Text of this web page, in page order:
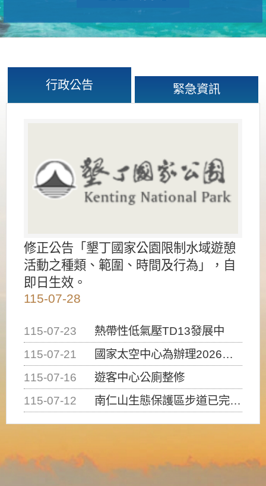
行政公告 緊急資訊
修正公告「墾丁國家公園限制水域遊憩
活動之種類、範圍、時間及行為」，自
即日生效。
115-07-28
115-07-23
熱帶性低氣壓TD13發展中
115-07-21
國家太空中心為辦理2026台灣盃火箭競賽，陸、海、空域警戒及協調相關事宜，因颱風備案事宜
115-07-16
遊客中心公廁整修
115-07-12
南仁山生態保護區步道已完成修復，自115年7月13日（星期一）起恢復開放入園，歡迎民眾依規定申請入園....